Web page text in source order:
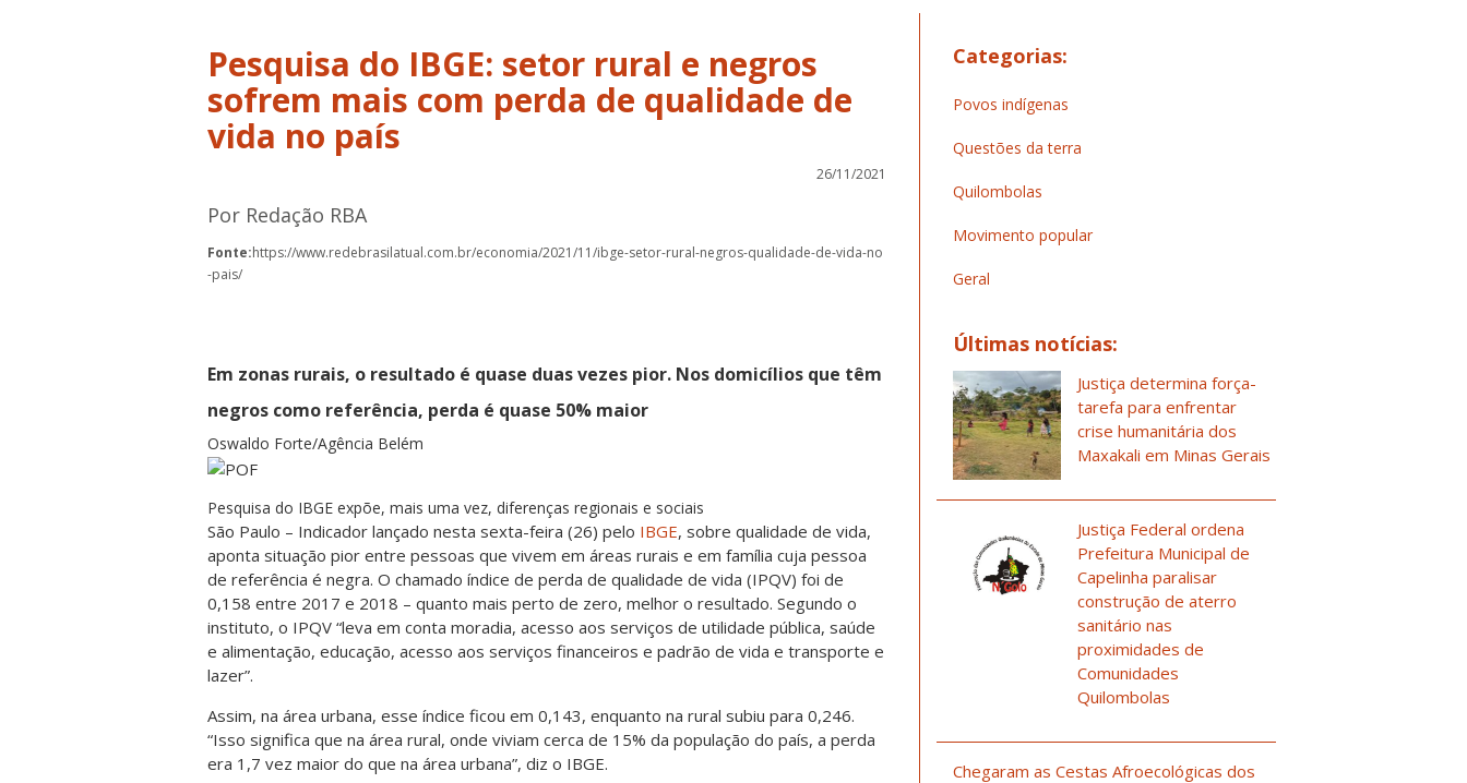
Pesquisa do IBGE: setor rural e negros
sofrem mais com perda de qualidade de
vida no país
26/11/2021
Por Redação RBA
Fonte:https://www.redebrasilatual.com.br/economia/2021/11/ibge-setor-rural-negros-qualidade-de-vida-no
-pais/
Em zonas rurais, o resultado é quase duas vezes pior. Nos domicílios que têm
negros como referência, perda é quase 50% maior
Oswaldo Forte/Agência Belém
Pesquisa do IBGE expõe, mais uma vez, diferenças regionais e sociais
São Paulo – Indicador lançado nesta sexta-feira (26) pelo IBGE, sobre qualidade de vida,
aponta situação pior entre pessoas que vivem em áreas rurais e em família cuja pessoa
de referência é negra. O chamado índice de perda de qualidade de vida (IPQV) foi de
0,158 entre 2017 e 2018 – quanto mais perto de zero, melhor o resultado. Segundo o
instituto, o IPQV “leva em conta moradia, acesso aos serviços de utilidade pública, saúde
e alimentação, educação, acesso aos serviços financeiros e padrão de vida e transporte e
lazer”.
Assim, na área urbana, esse índice ficou em 0,143, enquanto na rural subiu para 0,246.
“Isso significa que na área rural, onde viviam cerca de 15% da população do país, a perda
era 1,7 vez maior do que na área urbana”, diz o IBGE.
Categorias:
Povos indígenas
Questões da terra
Quilombolas
Movimento popular
Geral
Últimas notícias:
Justiça determina força-
tarefa para enfrentar
crise humanitária dos
Maxakali em Minas Gerais
Justiça Federal ordena
Prefeitura Municipal de
Capelinha paralisar
construção de aterro
sanitário nas
proximidades de
Comunidades
Quilombolas
Chegaram as Cestas Afroecológicas dos